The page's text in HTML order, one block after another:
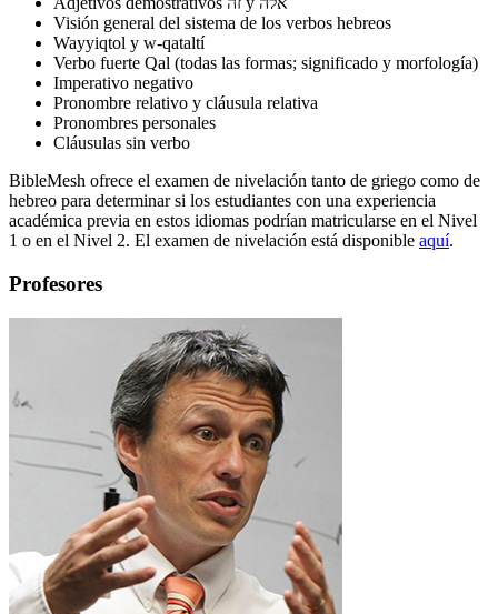
Visión general del sistema de los verbos hebreos
Wayyiqtol y w-qataltí
Verbo fuerte Qal (todas las formas; significado y morfología)
Imperativo negativo
Pronombre relativo y cláusula relativa
Pronombres personales
Cláusulas sin verbo
BibleMesh ofrece el examen de nivelación tanto de griego como de
hebreo para determinar si los estudiantes con una experiencia
académica previa en estos idiomas podrían matricularse en el Nivel
1 o en el Nivel 2. El examen de nivelación está disponible aquí.
Profesores